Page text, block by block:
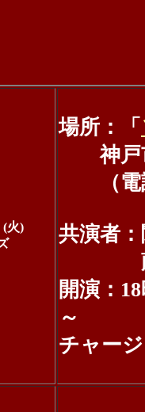
(火)
場所：「
神戸市
（電話
共演者
藤村
開演：
～
チャー